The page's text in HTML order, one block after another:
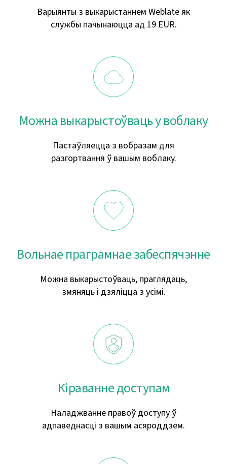
Варыянты з выкарыстаннем Weblate як
службы пачынаюцца ад 19 EUR.
Можна выкарыстоўваць у воблаку
Пастаўляецца з вобразам для
разгортвання ў вашым воблаку.
Вольнае праграмнае забеспячэнне
Можна выкарыстоўваць, праглядаць,
змяняць і дзяліцца з усімі.
Кіраванне доступам
Наладжванне правоў доступу ў
адпаведнасці з вашым асяроддзем.